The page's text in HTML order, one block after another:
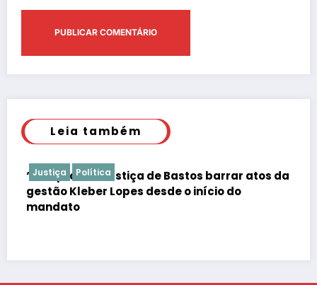
Leia também
atos da
Justiça Polícia